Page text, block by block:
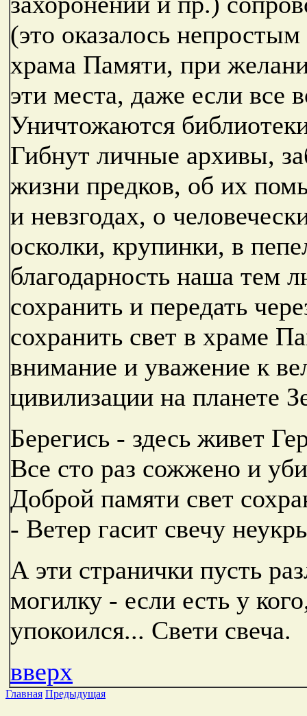
(это оказалось
храма Памяти, при
эти места, даже если все
Уничтожаются
Гибнут личные архивы,
жизни предков, об их
и невзгодах, о
осколки, крупинки, в
благодарность наша тем
сохранить и передать
сохранить свет в храме
внимание и уважение к
цивилизации на планете
Берегись - здесь живет
Все сто раз сожжено и
Доброй памяти свет
- Ветер гасит свечу
А эти странички пусть
могилку - если есть у
упокоился... Свети свеча.
вверх
Главная Предыдущая